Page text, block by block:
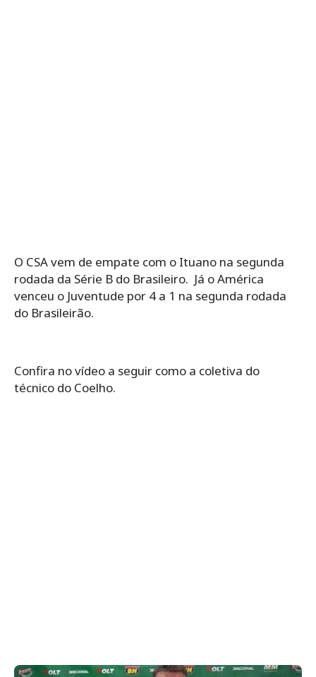
O CSA vem de empate com o Ituano na segunda
rodada da Série B do Brasileiro. Já o América
venceu o Juventude por 4 a 1 na segunda rodada
do Brasileirão.
Confira no vídeo a seguir como a coletiva do
técnico do Coelho.